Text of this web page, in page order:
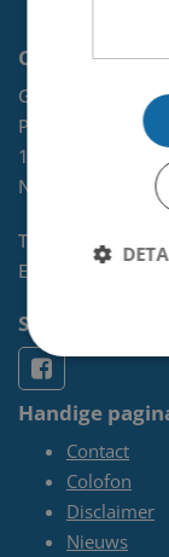
Contact
Gemeente
Postbus 465
1970 AL
NL
Telefoon:
0255-
E-mail:
Socials
Handige
Contact
Colofon
Disclaimer
Nieuws